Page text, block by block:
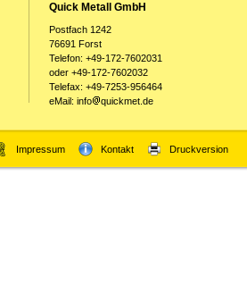
Quick Metall GmbH
Postfach 1242
76691 Forst
Telefon: +49-172-7602031
oder +49-172-7602032
Telefax: +49-7253-956464
eMail: info
quickmet.de
Impressum Kontakt Druckversion